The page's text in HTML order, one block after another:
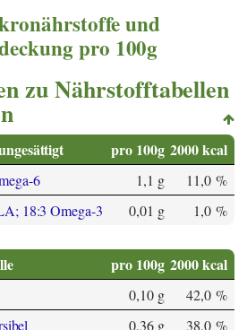
und
pro 100g
zu Nährstofftabellen
pro 100g 2000 kcal
6 1,1 g
11,0 %
18:3 Omega-3
0,01 g 1,0 %
pro 100g 2000 kcal
0,10 g
42,0 %
0,36 g 38,0 %